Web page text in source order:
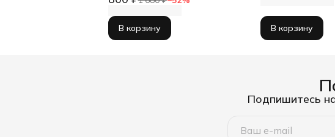
В корзину В корзину
Подпишитесь